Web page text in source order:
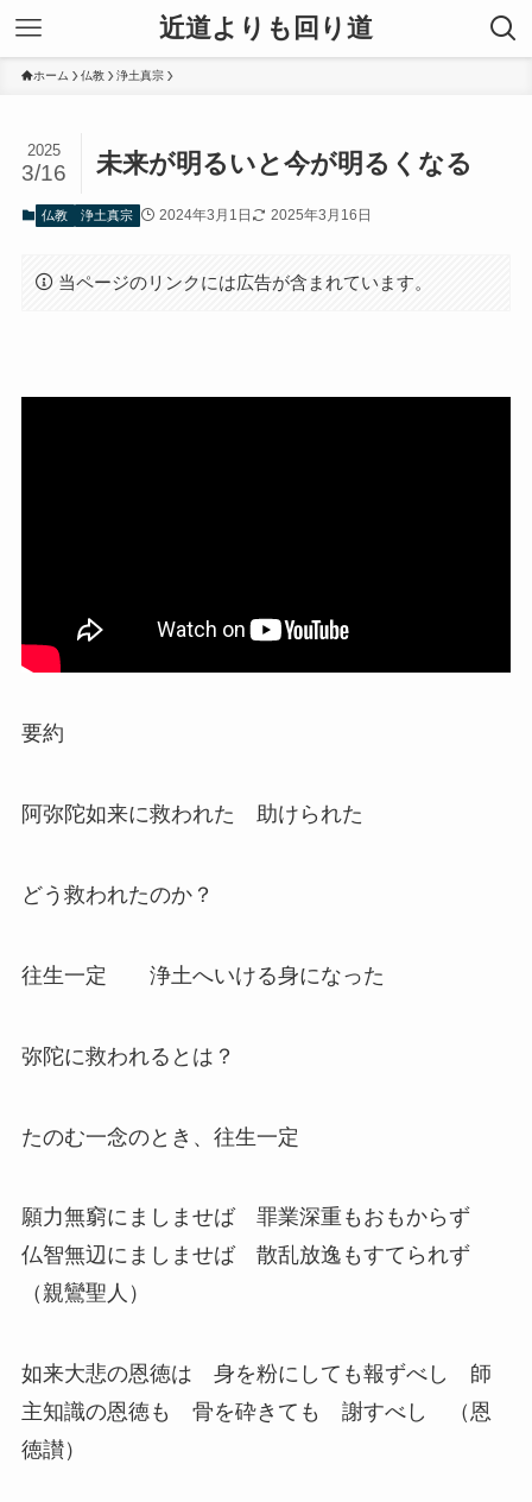
近道よりも回り道
ホーム 仏教 浄土真宗
未来が明るいと今が明るくなる
2025
3/16
仏教 浄土真宗 2024年3月1日 2025年3月16日
当ページのリンクには広告が含まれています。
要約
阿弥陀如来に救われた 助けられた
どう救われたのか？
往生一定 浄土へいける身になった
弥陀に救われるとは？
たのむ一念のとき、往生一定
願力無窮にましませば 罪業深重もおもからず
仏智無辺にましませば 散乱放逸もすてられず
（親鸞聖人）
如来大悲の恩徳は 身を粉にしても報ずべし 師
主知識の恩徳も 骨を砕きても 謝すべし （恩
徳讃）